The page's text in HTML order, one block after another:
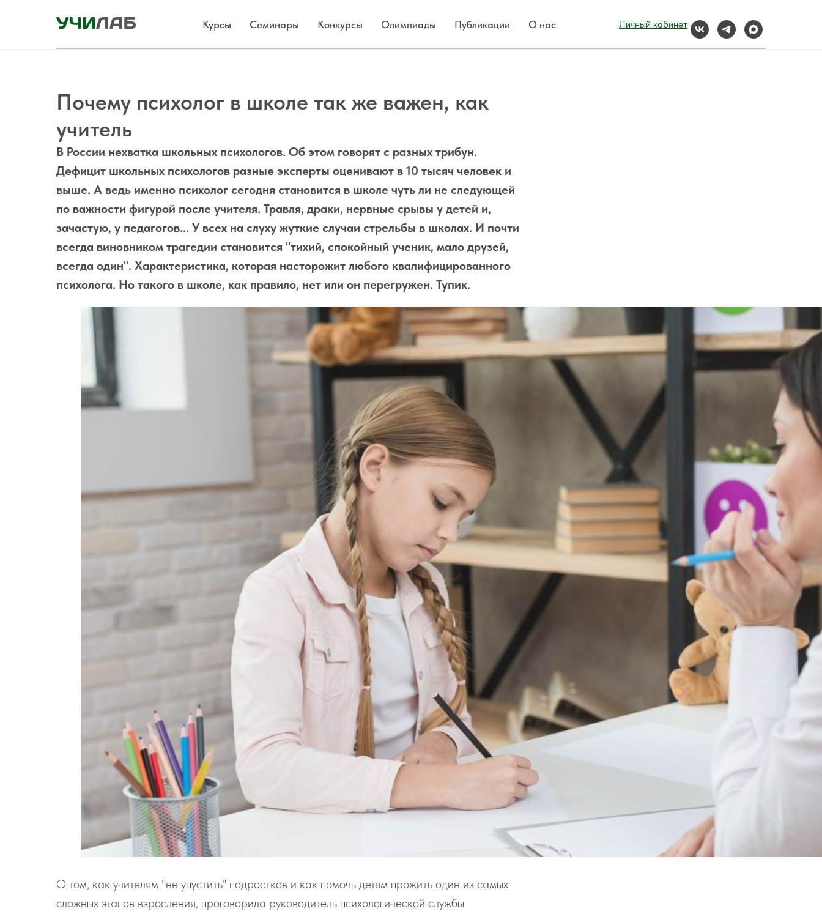
Курсы Семинары Конкурсы Олимпиады Публикации О нас Личный кабинет
Почему психолог в школе так же важен, как
учитель
В России нехватка школьных психологов. Об этом говорят с разных трибун.
Дефицит школьных психологов разные эксперты оценивают в 10 тысяч человек и
выше. А ведь именно психолог сегодня становится в школе чуть ли не следующей
по важности фигурой после учителя. Травля, драки, нервные срывы у детей и,
зачастую, у педагогов... У всех на слуху жуткие случаи стрельбы в школах. И почти
всегда виновником трагедии становится "тихий, спокойный ученик, мало друзей,
всегда один". Характеристика, которая насторожит любого квалифицированного
психолога. Но такого в школе, как правило, нет или он перегружен. Тупик.
О том, как учителям "не упустить" подростков и как помочь детям прожить один из самых
сложных этапов взросления, проговорила руководитель психологической службы